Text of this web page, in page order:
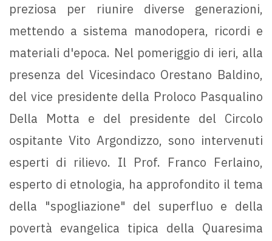
preziosa per riunire diverse generazioni,
mettendo a sistema manodopera, ricordi e
materiali d'epoca. Nel pomeriggio di ieri, alla
presenza del Vicesindaco Orestano Baldino,
del vice presidente della Proloco Pasqualino
Della Motta e del presidente del Circolo
ospitante Vito Argondizzo, sono intervenuti
esperti di rilievo. Il Prof. Franco Ferlaino,
esperto di etnologia, ha approfondito il tema
della "spogliazione" del superfluo e della
povertà evangelica tipica della Quaresima